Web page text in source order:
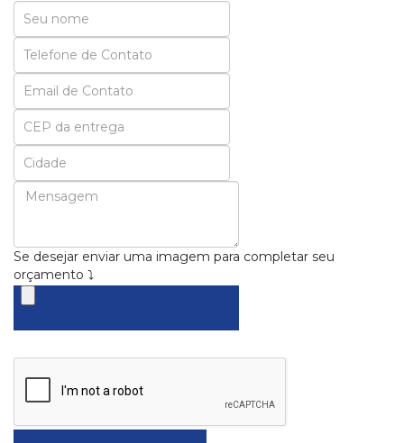
Seu
Nome
Seu
Email
Se desejar enviar uma imagem para completar seu
orçamento ⤵